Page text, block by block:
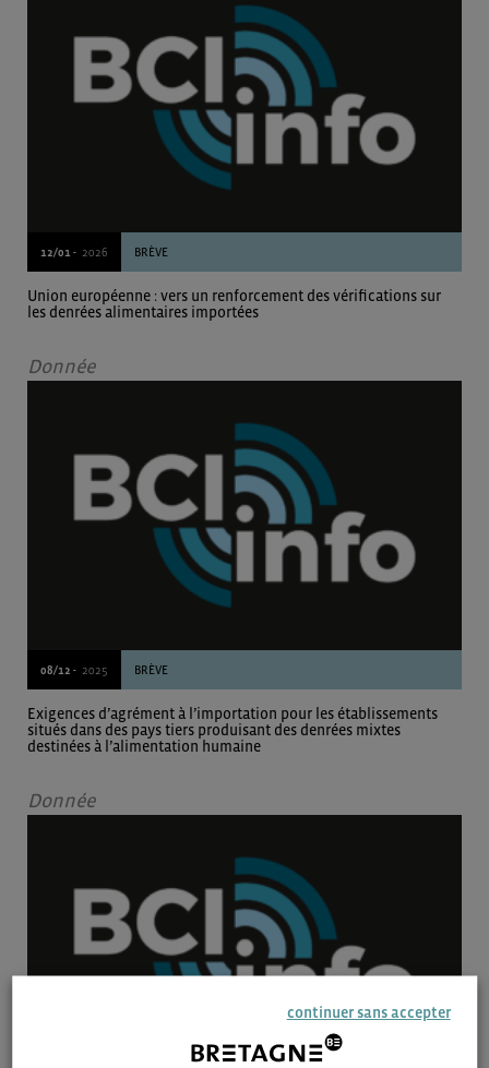
12/01 - 2026 BRÈVE
Union européenne : vers un renforcement des vérifications sur
les denrées alimentaires importées
Donnée
08/12 - 2025 BRÈVE
Exigences d’agrément à l’importation pour les établissements
situés dans des pays tiers produisant des denrées mixtes
destinées à l’alimentation humaine
Donnée
continuer sans accepter